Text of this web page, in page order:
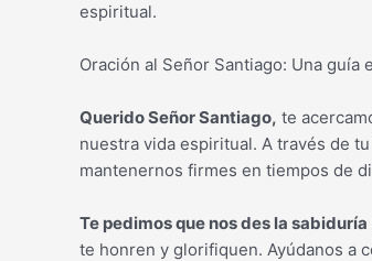
espiritual.
Oración al Señor Santiago: Una
Querido Señor Santiago, te
nuestra vida espiritual. A través de
mantenernos firmes en tiempos de
Te pedimos que nos des la sabiduría
te honren y glorifiquen. Ayúdanos a